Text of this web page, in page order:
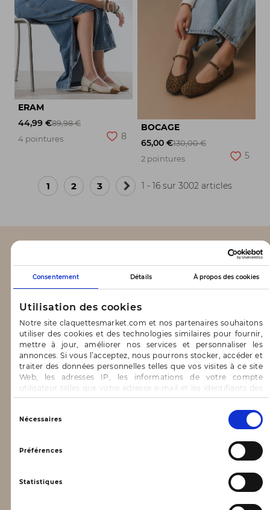
Consentement Détails À propos des cookies
Utilisation des cookies
Notre site claquettesmarket.com et nos partenaires souhaitons
utiliser des cookies et des technologies similaires pour fournir,
mettre à jour, améliorer nos services et personnaliser les
annonces. Si vous l’acceptez, nous pourrons stocker, accéder et
traiter des données personnelles telles que vos visites à ce site
Web, les adresses IP, les informations de votre compte
utilisateur telles que votre adresse e-mail et les identifiants des
cookies.
Vous avez le choix d’« Accepter » pour consentir à ces
utilisations, de « Refuser » pour vous y opposer ou
de sélectionner vos préférences concernant chaque catégorie
de cookie en cliquant sur « Valider la sélection » pour valider vos
options. Vous pouvez à tout moment modifier vos préférences
Nécessaires
Préférences
Statistiques
ERAM
44,99 €89,98 €
4 pointures
8
BOCAGE
65,00 €130,00 €
2 pointures
5
1 2 3
Page
1 - 16 sur 3002 articles
CLAQUETTES MARKET
Blog
CONTACT & AIDE
FAQ
Nous contacter
INFORMATIONS
Mentions légales
Données personnelles, vie privée